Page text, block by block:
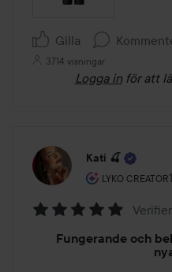
Gilla
3714 visningar
Logga in för att
Kati 🍒
LYKO CREATOR
Användarens
Fungerande och